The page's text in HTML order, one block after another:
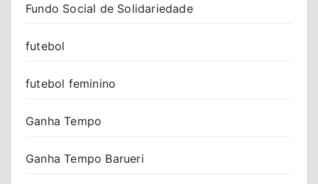
Fundo Social de Solidariedade
futebol
futebol feminino
Ganha Tempo
Ganha Tempo Barueri